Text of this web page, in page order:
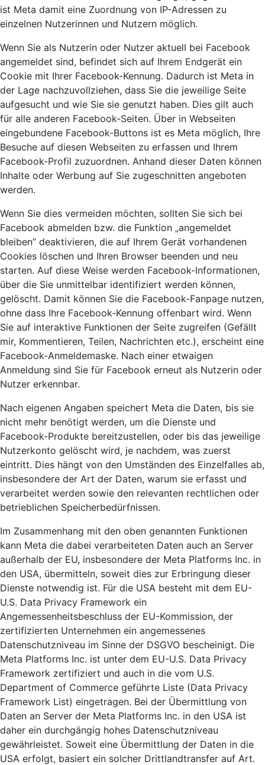
ist Meta damit eine Zuordnung von IP-Adressen zu
einzelnen Nutzerinnen und Nutzern möglich.
Wenn Sie als Nutzerin oder Nutzer aktuell bei Facebook
angemeldet sind, befindet sich auf Ihrem Endgerät ein
Cookie mit Ihrer Facebook-Kennung. Dadurch ist Meta in
der Lage nachzuvollziehen, dass Sie die jeweilige Seite
aufgesucht und wie Sie sie genutzt haben. Dies gilt auch
für alle anderen Facebook-Seiten. Über in Webseiten
eingebundene Facebook-Buttons ist es Meta möglich, Ihre
Besuche auf diesen Webseiten zu erfassen und Ihrem
Facebook-Profil zuzuordnen. Anhand dieser Daten können
Inhalte oder Werbung auf Sie zugeschnitten angeboten
werden.
Wenn Sie dies vermeiden möchten, sollten Sie sich bei
Facebook abmelden bzw. die Funktion „angemeldet
bleiben” deaktivieren, die auf Ihrem Gerät vorhandenen
Cookies löschen und Ihren Browser beenden und neu
starten. Auf diese Weise werden Facebook-Informationen,
über die Sie unmittelbar identifiziert werden können,
gelöscht. Damit können Sie die Facebook-Fanpage nutzen,
ohne dass Ihre Facebook-Kennung offenbart wird. Wenn
Sie auf interaktive Funktionen der Seite zugreifen (Gefällt
mir, Kommentieren, Teilen, Nachrichten etc.), erscheint eine
Facebook-Anmeldemaske. Nach einer etwaigen
Anmeldung sind Sie für Facebook erneut als Nutzerin oder
Nutzer erkennbar.
Nach eigenen Angaben speichert Meta die Daten, bis sie
nicht mehr benötigt werden, um die Dienste und
Facebook-Produkte bereitzustellen, oder bis das jeweilige
Nutzerkonto gelöscht wird, je nachdem, was zuerst
eintritt. Dies hängt von den Umständen des Einzelfalles ab,
insbesondere der Art der Daten, warum sie erfasst und
verarbeitet werden sowie den relevanten rechtlichen oder
betrieblichen Speicherbedürfnissen.
Im Zusammenhang mit den oben genannten Funktionen
kann Meta die dabei verarbeiteten Daten auch an Server
außerhalb der EU, insbesondere der Meta Platforms Inc. in
den USA, übermitteln, soweit dies zur Erbringung dieser
Dienste notwendig ist. Für die USA besteht mit dem EU-
U.S. Data Privacy Framework ein
Angemessenheitsbeschluss der EU-Kommission, der
zertifizierten Unternehmen ein angemessenes
Datenschutzniveau im Sinne der DSGVO bescheinigt. Die
Meta Platforms Inc. ist unter dem EU-U.S. Data Privacy
Framework zertifiziert und auch in die vom U.S.
Department of Commerce geführte Liste (Data Privacy
Framework List) eingetragen. Bei der Übermittlung von
Daten an Server der Meta Platforms Inc. in den USA ist
daher ein durchgängig hohes Datenschutzniveau
gewährleistet. Soweit eine Übermittlung der Daten in die
USA erfolgt, basiert ein solcher Drittlandtransfer auf Art.